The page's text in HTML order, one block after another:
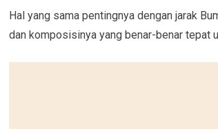
Hal yang sama pentingnya dengan jarak
dan komposisinya yang benar-benar tepat